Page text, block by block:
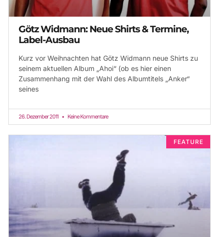
Götz Widmann: Neue Shirts & Termine,
Label-Ausbau
Kurz vor Weihnachten hat Götz Widmann neue Shirts zu
seinem aktuellen Album „Ahoi“ (ob es hier einen
Zusammenhang mit der Wahl des Albumtitels „Anker“
seines
26. Dezember 2011 Keine Kommentare
FEATURE